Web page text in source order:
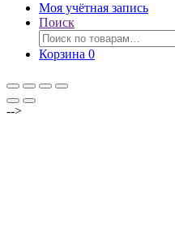
Моя учётная запись
Поиск
Искать:
Корзина 0
-->